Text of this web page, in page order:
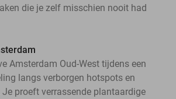
die je zelf misschien nooit had
Amsterdam Oud-West tijdens een
langs verborgen hotspots en
Je proeft verrassende plantaardige